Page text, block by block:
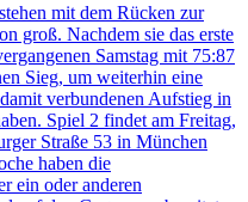
mit dem Rücken zur
groß. Nachdem sie das erste
Samstag mit 75:87
Sieg, um weiterhin eine
verbundenen Aufstieg in
Spiel 2 findet am Freitag,
Straße 53 in München
haben die
ein oder anderen